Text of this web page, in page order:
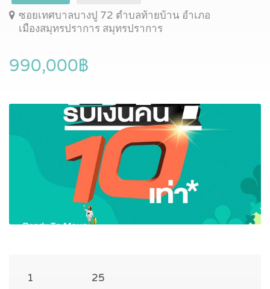
ซอยเทศบาลบางปู 72 ตำบลท้ายบ้าน อำเภอ
เมืองสมุทรปราการ สมุทรปราการ
990,000฿
1
25